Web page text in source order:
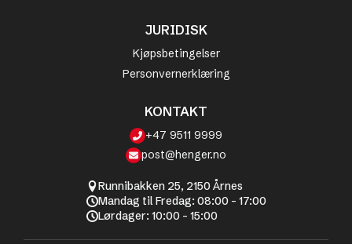
JURIDISK
Kjøpsbetingelser
Personvernerklæring
KONTAKT
+47 9511 9999
post@henger.no
Runnibakken 25, 2150 Årnes
Mandag til Fredag: 08:00 - 17:00
Lørdager: 10:00 - 15:00